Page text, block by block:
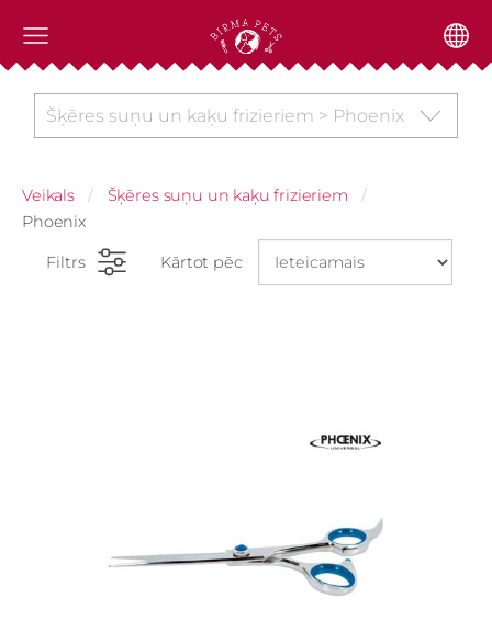
Šķēres suņu un kaķu frizieriem > Phoenix
Veikals
Šķēres suņu un kaķu frizieriem
Phoenix
Filtrs Kārtot pēc